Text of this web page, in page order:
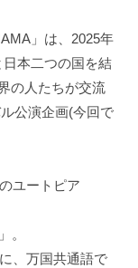
」は、2025年
本二つの国を結
の人たちが交流
公演企画(今回で
ユートピア
。
、万国共通語で